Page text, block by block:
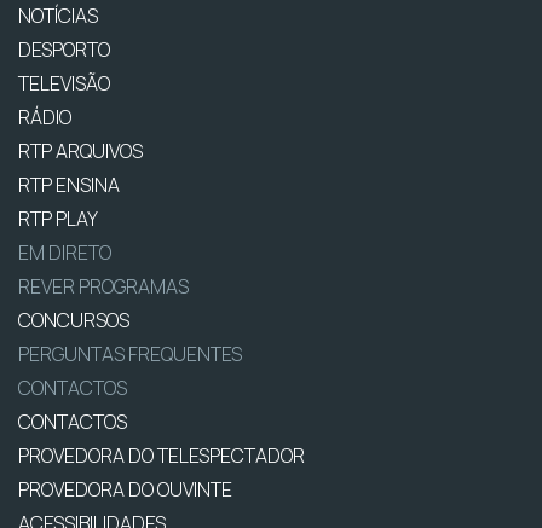
NOTÍCIAS
DESPORTO
TELEVISÃO
RÁDIO
RTP ARQUIVOS
RTP ENSINA
RTP PLAY
EM DIRETO
REVER PROGRAMAS
CONCURSOS
PERGUNTAS FREQUENTES
CONTACTOS
CONTACTOS
PROVEDORA DO TELESPECTADOR
PROVEDORA DO OUVINTE